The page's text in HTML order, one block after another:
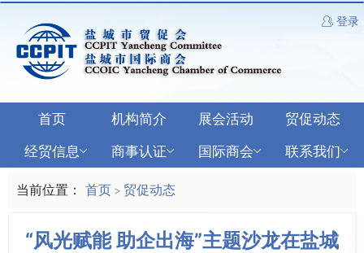
登录
首页 机构简介 展会活动
贸促动态
经贸信息
商事认证 国际商会 联系我们
当前位置： 首页 > 贸促动态
“风光赋能 助企出海”主题沙龙在盐城